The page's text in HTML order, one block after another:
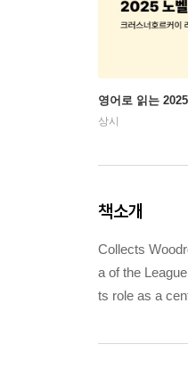
영어로 읽는
상시
책소개
Collects
a of the
ts role as a